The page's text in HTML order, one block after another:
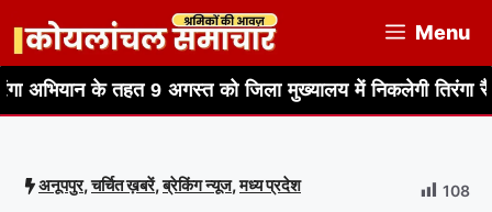
content
Menu
तहत 9 अगस्त को जिला मुख्यालय में निकलेगी तिरंगा रैली हर
अनूपपुर,चर्चित ख़बरें,ब्रेकिंग न्यूज,मध्य प्रदेश 108